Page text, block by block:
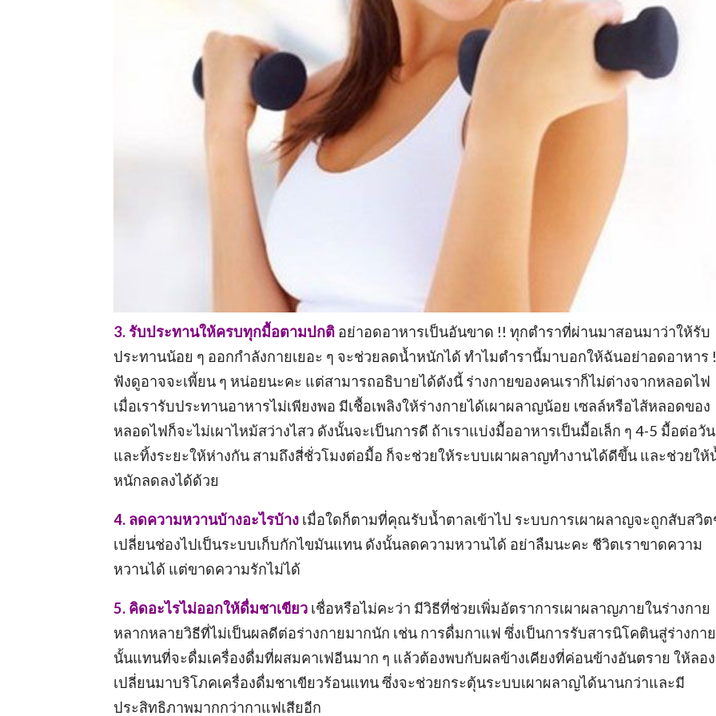
3. รับประทานให้ครบทุกมื้อตามปกติ อย่าอดอาหารเป็นอันขาด !! ทุกตำราที่ผ่านมาสอนมาว่าให้รับ
ประทานน้อย ๆ ออกกำลังกายเยอะ ๆ จะช่วยลดน้ำหนักได้ ทำไมตำรานี้มาบอกให้ฉันอย่าอดอาหาร
ฟังดูอาจจะเพี้ยน ๆ หน่อยนะคะ แต่สามารถอธิบายได้ดังนี้ ร่างกายของคนเราก็ไม่ต่างจากหลอดไฟ
เมื่อเรารับประทานอาหารไม่เพียงพอ มีเชื้อเพลิงให้ร่างกายได้เผาผลาญน้อย เซลล์หรือไส้หลอดของ
หลอดไฟก็จะไม่เผาไหม้สว่างไสว ดังนั้นจะเป็นการดี ถ้าเราแบ่งมื้ออาหารเป็นมื้อเล็ก ๆ 4-5 มื้อต่อวัน
และทิ้งระยะให้ห่างกัน สามถึงสี่ชั่วโมงต่อมื้อ ก็จะช่วยให้ระบบเผาผลาญทำงานได้ดีขึ้น และช่วยให้
หนักลดลงได้ด้วย
4. ลดความหวานบ้างอะไรบ้าง เมื่อใดก็ตามที่คุณรับน้ำตาลเข้าไป ระบบการเผาผลาญจะถูกสับสวิ
เปลี่ยนช่องไปเป็นระบบเก็บกักไขมันแทน ดังนั้นลดความหวานได้ อย่าลืมนะคะ ชีวิตเราขาดความ
หวานได้ แต่ขาดความรักไม่ได้
5. คิดอะไรไม่ออกให้ดื่มชาเขียว เชื่อหรือไม่คะว่า มีวิธีที่ช่วยเพิ่มอัตราการเผาผลาญภายในร่างกาย
หลากหลายวิธีที่ไม่เป็นผลดีต่อร่างกายมากนัก เช่น การดื่มกาแฟ ซึ่งเป็นการรับสารนิโคตินสู่ร่างกา
นั้นแทนที่จะดื่มเครื่องดื่มที่ผสมคาเฟอีนมาก ๆ แล้วต้องพบกับผลข้างเคียงที่ค่อนข้างอันตราย ให้ลอง
เปลี่ยนมาบริโภคเครื่องดื่มชาเขียวร้อนแทน ซึ่งจะช่วยกระตุ้นระบบเผาผลาญได้นานกว่าและมี
ประสิทธิภาพมากกว่ากาแฟเสียอีก